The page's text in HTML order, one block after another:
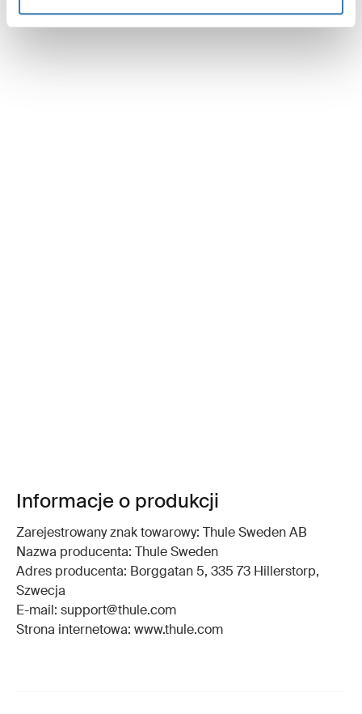
Informacje o produkcji
Zarejestrowany znak towarowy: Thule Sweden AB
Nazwa producenta: Thule Sweden
Adres producenta: Borggatan 5, 335 73 Hillerstorp,
Szwecja
E-mail: support@thule.com
Strona internetowa: www.thule.com